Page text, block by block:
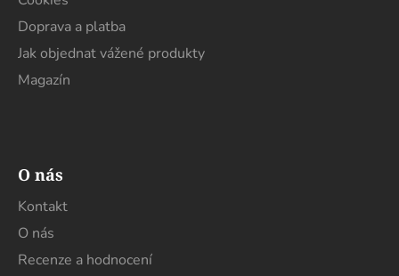
Doprava a platba
Jak objednat vážené produkty
Magazín
O nás
Kontakt
O nás
Recenze a hodnocení